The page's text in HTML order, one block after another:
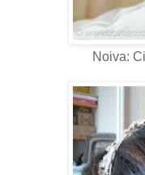
Noiva: Cintia